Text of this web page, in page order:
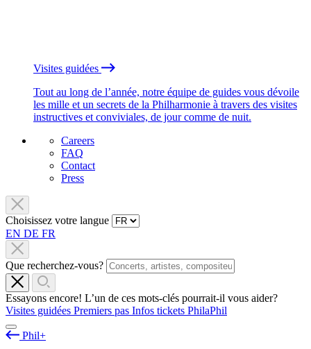
Visites guidées
Tout au long de l’année, notre équipe de guides vous dévoile
les mille et un secrets de la Philharmonie à travers des visites
instructives et conviviales, de jour comme de nuit.
Careers
FAQ
Contact
Press
Choisissez votre langue
EN DE FR
Que recherchez-vous?
Essayons encore! L’un de ces mots-clés pourrait-il vous aider?
Visites guidées Premiers pas Infos tickets PhilaPhil
Phil+